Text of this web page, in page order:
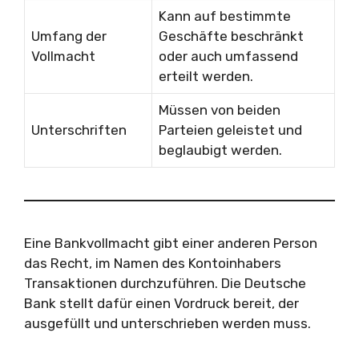
Umfang der
Vollmacht
Kann auf bestimmte
Geschäfte beschränkt
oder auch umfassend
erteilt werden.
Unterschriften
Müssen von beiden
Parteien geleistet und
beglaubigt werden.
Eine Bankvollmacht gibt einer anderen Person
das Recht, im Namen des Kontoinhabers
Transaktionen durchzuführen. Die Deutsche
Bank stellt dafür einen Vordruck bereit, der
ausgefüllt und unterschrieben werden muss.